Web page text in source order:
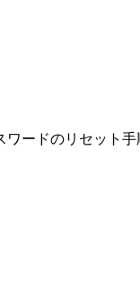
ードのリセット手